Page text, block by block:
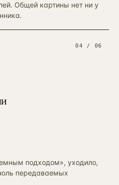
Общей картины нет ни у
04 / 06
подходом», уходило,
передаваемых